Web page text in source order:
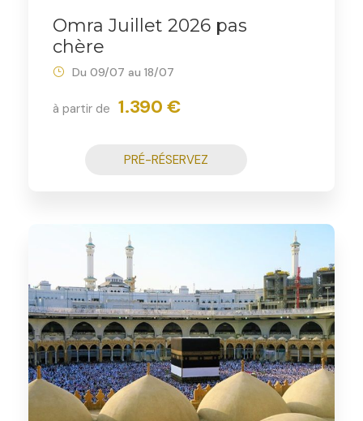
Omra Juillet 2026 pas
chère
à partir de 1.390 €
Du 09/07 au 18/07
PRÉ-RÉSERVEZ